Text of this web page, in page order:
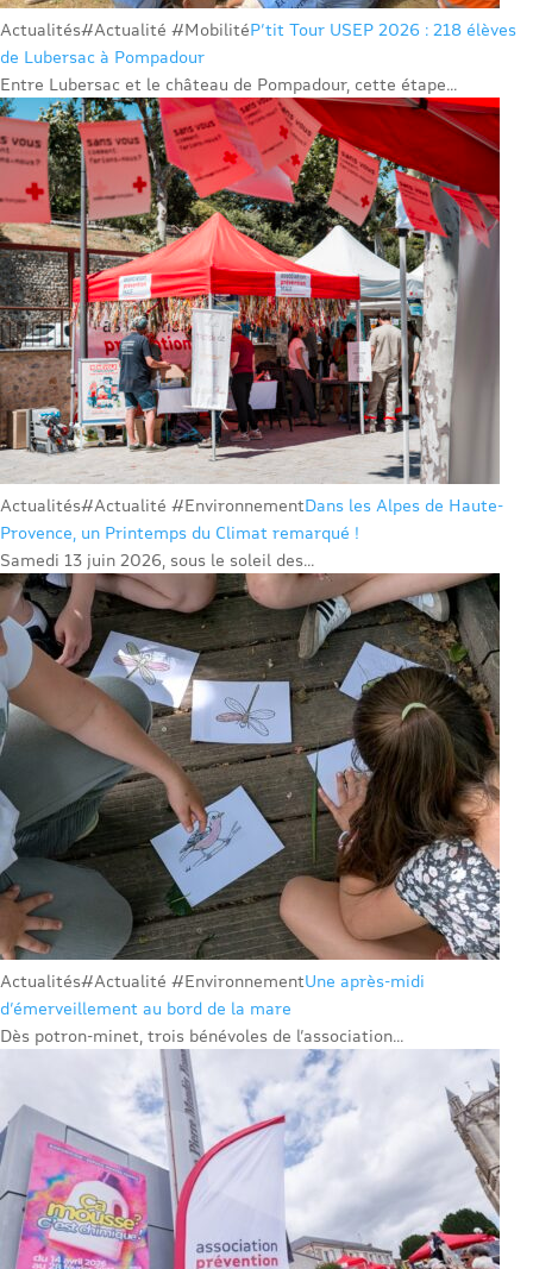
Actualités#Actualité #MobilitéP’tit Tour USEP 2026 : 218 élèves
de Lubersac à Pompadour
Entre Lubersac et le château de Pompadour, cette étape...
Actualités#Actualité #EnvironnementDans les Alpes de Haute-
Provence, un Printemps du Climat remarqué !
Samedi 13 juin 2026, sous le soleil des...
Actualités#Actualité #EnvironnementUne après-midi
d’émerveillement au bord de la mare
Dès potron-minet, trois bénévoles de l’association...